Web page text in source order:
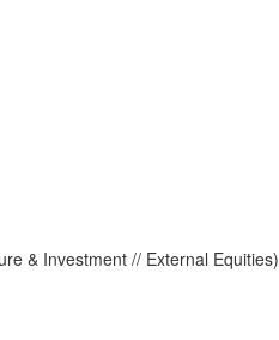
& Investment // External Equities)